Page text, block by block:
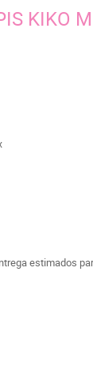
KIKO
estimados